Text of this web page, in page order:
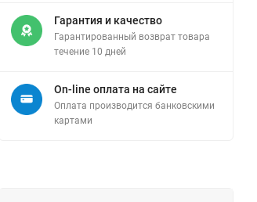
Гарантия и качество
Гарантированный возврат товара
течение 10 дней
On-line оплата на сайте
Оплата производится банковскими
картами